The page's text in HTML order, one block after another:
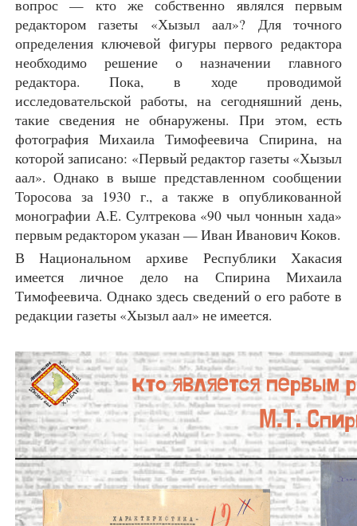
вопрос — кто же собственно являлся первым
редактором газеты «Хызыл аал»? Для точного
определения ключевой фигуры первого редактора
необходимо решение о назначении главного
редактора. Пока, в ходе проводимой
исследовательской работы, на сегодняшний день,
такие сведения не обнаружены. При этом, есть
фотография Михаила Тимофеевича Спирина, на
которой записано: «Первый редактор газеты «Хызыл
аал». Однако в выше представленном сообщении
Торосова за 1930 г., а также в опубликованной
монографии А.Е. Султрекова «90 чыл чоннын хада»
первым редактором указан — Иван Иванович Коков.
В Национальном архиве Республики Хакасия
имеется личное дело на Спирина Михаила
Тимофеевича. Однако здесь сведений о его работе в
редакции газеты «Хызыл аал» не имеется.